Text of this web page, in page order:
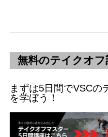
無料のテイクオフ
まずは5日間でVSCの
を学ぼう！